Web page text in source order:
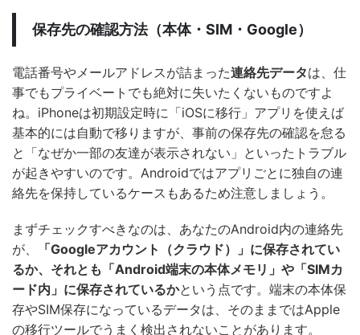
保存先の確認方法（本体・SIM・Google）
電話番号やメールアドレスが詰まった連絡先データは、仕
事でもプライベートでも絶対に失いたくないものですよ
ね。iPhoneは初期設定時に「iOSに移行」アプリを使えば
基本的には自動で移りますが、事前の保存先の確認を怠る
と「なぜか一部の友達が表示されない」といったトラブル
が起きやすいのです。Androidではアプリごとに独自の連
絡先を保持しているケースもあるため注意しましょう。
まずチェックすべきなのは、あなたのAndroid内の連絡先
が、
「Googleアカウント（クラウド）」に保存されてい
るか、それとも「Android端末の本体メモリ」や「SIMカ
ード内」に保存されているかという点です。端末の本体保
存やSIM保存になっているデータは、そのままではApple
の移行ツールでうまく検出されないことがあります。